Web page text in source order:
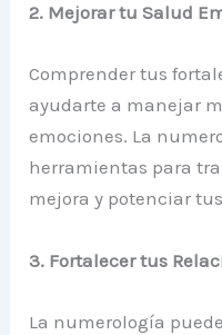
2. Mejorar tu Salud
Comprender tus
ayudarte a manejar
emociones. La
herramientas para
mejora y potenciar
3. Fortalecer tus
La numerología